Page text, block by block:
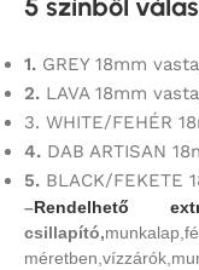
5 színből
1. GREY 18mm
2. LAVA 18mm
3. WHITE/FEHÉR
4. DAB ARTISAN
5. BLACK/FEKETE
–Rendelhető
csillapító,